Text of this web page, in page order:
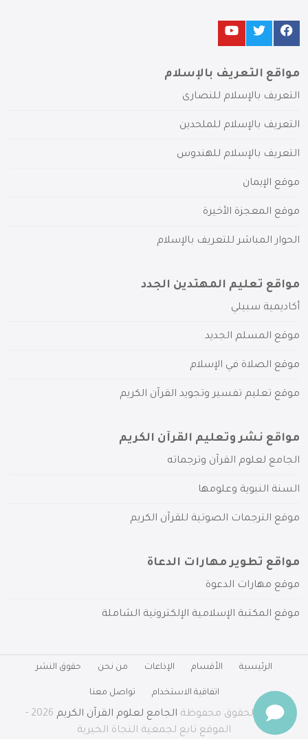
مواقع التعريف بالإسلام
التعريف بالإسلام للنصارى
التعريف بالإسلام للملحدين
التعريف بالإسلام للهندوس
موقع الإيمان
موقع المعجزة الأخيرة
الحوار المباشر للتعريف بالإسلام
مواقع تعليم المهتدين الجدد
أكاديمية سبيلي
موقع المسلم الجديد
موقع الصلاة في الإسلام
موقع تعليم تفسير وتجويد القرآن الكريم
مواقع نشر وتعليم القرآن الكريم
الجامع لعلوم القرآن وترجماته
السنة النبوية وعلومها
موقع الترجمات الصوتية للقرآن الكريم
مواقع تطوير مهارات الدعاة
موقع مهارات الدعوة
موقع المكتبة الإسلامية الإلكترونية الشاملة
الرئيسية الأقسام الإذاعات من نحن حقوق النشر
اتفاقية الاستخدام تواصل معنا
جميع الحقوق محفوظة الجامع لعلوم القرآن الكريم
2026 -
الموقع تابع لجمعية النجاة الخيرية